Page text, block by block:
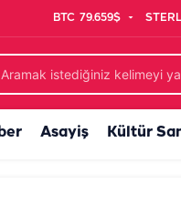
BTC 79.659$
Asayiş Kültür
kaldırıldı